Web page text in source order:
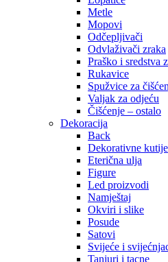
Metle
Mopovi
Odčepljivači
Odvlaživači zraka
Praško i sredstva
Rukavice
Spužvice za
Valjak za odjeću
Čišćenje – ostalo
Dekoracija
Back
Dekorativne kutije
Eterična ulja
Figure
Led proizvodi
Namještaj
Okviri i slike
Posude
Satovi
Svijeće i
Tanjuri i tacne